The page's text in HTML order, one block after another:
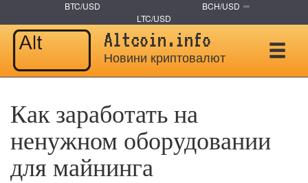
BTC/USD
BCH/USD
LTC/USD
Altcoin.info
Новини криптовалют
Как заработать на
ненужном оборудовании
для майнинга